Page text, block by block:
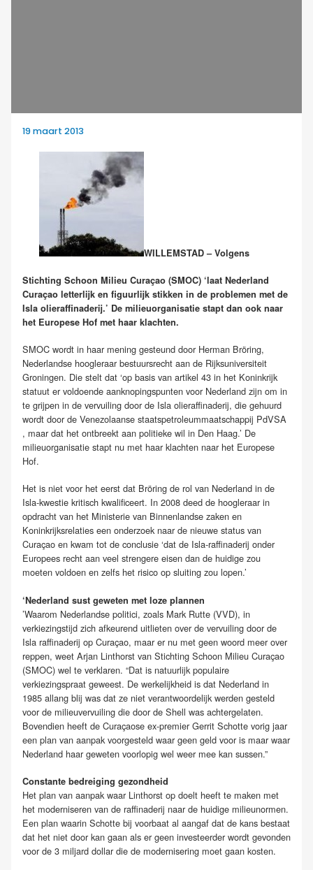
19 maart 2013
WILLEMSTAD – Volgens
Stichting Schoon Milieu Curaçao (SMOC) ‘laat Nederland
Curaçao letterlijk en figuurlijk stikken in de problemen met de
Isla olieraffinaderij.’ De milieuorganisatie stapt dan ook naar
het Europese Hof met haar klachten.
SMOC wordt in haar mening gesteund door Herman Bröring,
Nederlandse hoogleraar bestuursrecht aan de Rijksuniversiteit
Groningen. Die stelt dat ‘op basis van artikel 43 in het Koninkrijk
statuut er voldoende aanknopingspunten voor Nederland zijn om in
te grijpen in de vervuiling door de Isla olieraffinaderij, die gehuurd
wordt door de Venezolaanse staatspetroleummaatschappij PdVSA
, maar dat het ontbreekt aan politieke wil in Den Haag.’ De
milieuorganisatie stapt nu met haar klachten naar het Europese
Hof.
Het is niet voor het eerst dat Bröring de rol van Nederland in de
Isla-kwestie kritisch kwalificeert. In 2008 deed de hoogleraar in
opdracht van het Ministerie van Binnenlandse zaken en
Koninkrijksrelaties een onderzoek naar de nieuwe status van
Curaçao en kwam tot de conclusie ‘dat de Isla-raffinaderij onder
Europees recht aan veel strengere eisen dan de huidige zou
moeten voldoen en zelfs het risico op sluiting zou lopen.’
‘Nederland sust geweten met loze plannen
’Waarom Nederlandse politici, zoals Mark Rutte (VVD), in
verkiezingstijd zich afkeurend uitlieten over de vervuiling door de
Isla raffinaderij op Curaçao, maar er nu met geen woord meer over
reppen, weet Arjan Linthorst van Stichting Schoon Milieu Curaçao
(SMOC) wel te verklaren. “Dat is natuurlijk populaire
verkiezingspraat geweest. De werkelijkheid is dat Nederland in
1985 allang blij was dat ze niet verantwoordelijk werden gesteld
voor de milieuvervuiling die door de Shell was achtergelaten.
Bovendien heeft de Curaçaose ex-premier Gerrit Schotte vorig jaar
een plan van aanpak voorgesteld waar geen geld voor is maar waar
Nederland haar geweten voorlopig wel weer mee kan sussen.”
Constante bedreiging gezondheid
Het plan van aanpak waar Linthorst op doelt heeft te maken met
het moderniseren van de raffinaderij naar de huidige milieunormen.
Een plan waarin Schotte bij voorbaat al aangaf dat de kans bestaat
dat het niet door kan gaan als er geen investeerder wordt gevonden
voor de 3 miljard dollar die de modernisering moet gaan kosten.